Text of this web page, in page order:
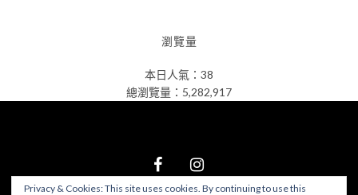
瀏覽量
本日人氣：38
總瀏覽量：5,282,917
Privacy & Cookies: This site uses cookies. By continuing to use this